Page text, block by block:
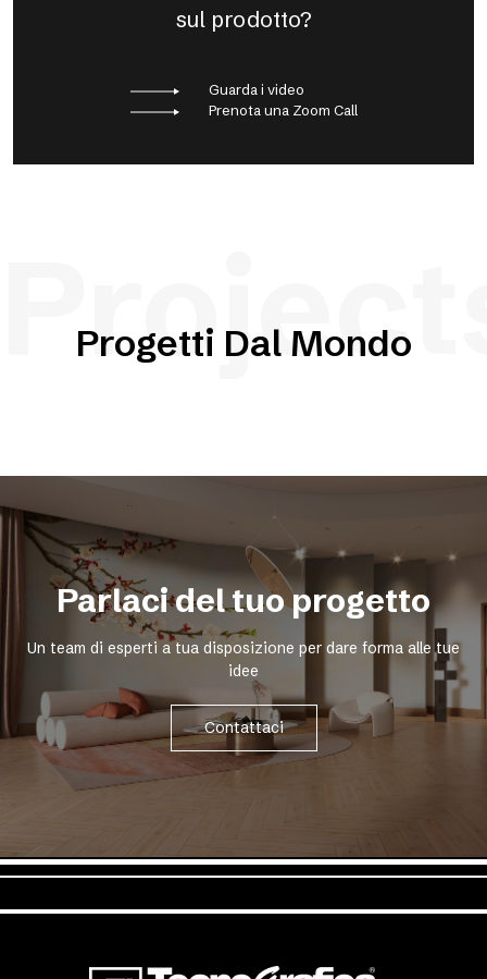
sul prodotto?
Guarda i video
Prenota una Zoom Call
Progetti Dal Mondo
Parlaci del tuo progetto
Un team di esperti a tua disposizione per dare forma alle tue
idee
Contattaci